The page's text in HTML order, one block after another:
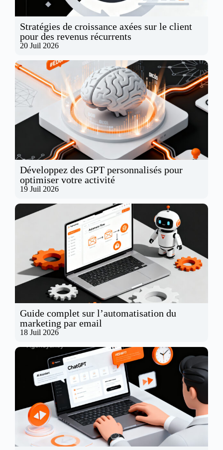
Stratégies de croissance axées sur le client
pour des revenus récurrents
20 Juil 2026
Développez des GPT personnalisés pour
optimiser votre activité
19 Juil 2026
Guide complet sur l’automatisation du
marketing par email
18 Juil 2026